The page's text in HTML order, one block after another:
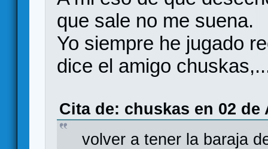
que sale no me suena.
Yo siempre he jugado
dice el amigo
Cita de: chuskas en 02 de
volver a tener la baraja